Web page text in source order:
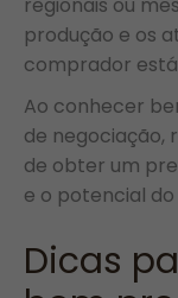
regionais ou
produção e os
comprador
Ao conhecer
de negociação,
de obter um
e o potencial
Dicas